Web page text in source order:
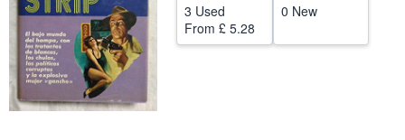
Help
CLOSE
3 Used
From £ 5.28
0 New